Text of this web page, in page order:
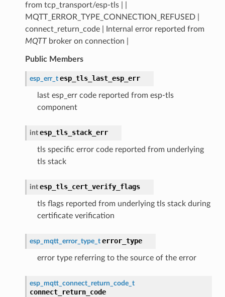
from tcp_transport/esp-tls | |
MQTT_ERROR_TYPE_CONNECTION_REFUSED |
connect_return_code | Internal error reported from
MQTTbroker on connection |
Public Members
esp_err_t esp_tls_last_esp_err
last esp_err code reported from esp-tls
component
int esp_tls_stack_err
tls specific error code reported from underlying
tls stack
int esp_tls_cert_verify_flags
tls flags reported from underlying tls stack during
certificate verification
esp_mqtt_error_type_t error_type
error type referring to the source of the error
esp_mqtt_connect_return_code_t
connect_return_code